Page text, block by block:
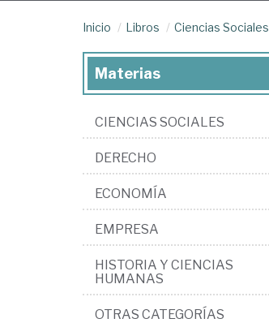
Inicio Libros Ciencias Sociales
Materias
CIENCIAS SOCIALES
DERECHO
ECONOMÍA
EMPRESA
HISTORIA Y CIENCIAS
HUMANAS
OTRAS CATEGORÍAS